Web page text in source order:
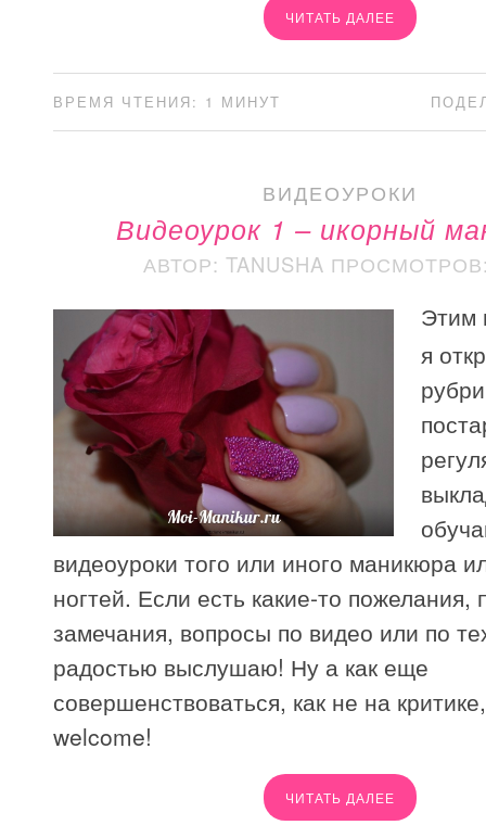
ЧИТАТЬ ДАЛЕЕ
ВРЕМЯ ЧТЕНИЯ: 1 МИНУТ
ВИДЕОУРОКИ
Видеоурок 1 – икорный
АВТОР: TANUSHA
Этим
я
видеоуроки того или иного маникюра
ногтей. Если есть какие-то пожелания,
замечания, вопросы по видео или по
радостью выслушаю! Ну а как еще
совершенствоваться, как не на
welcome!
ЧИТАТЬ ДАЛЕЕ